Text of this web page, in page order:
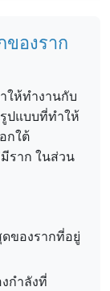
ของราก
ให้ทำงานกับ
ปแบบที่ทำให้
กใต้
ราก ในส่วน
ของรากที่อยู่
กำลังที่